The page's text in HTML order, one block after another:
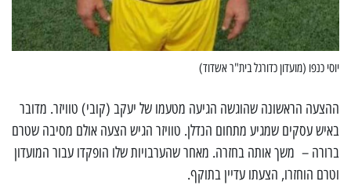
יוסי כנפו (מועדון כדורגל בית"ר אשדוד)
ההצעה הראשונה שהוגשה הגיעה מטעמו של יעקב (קובי) טוויזר. מדובר
באיש עסקים שמגיע מתחום הנדלן. טוויזר הגיש הצעה אולם מסיבה שטרם
ברורה – משך אותה בחזרה. מאחר שהערבויות שלו הופקדו עבור המועדון
וטרם הוחזרו, הצעתו עדיין בתוקף.